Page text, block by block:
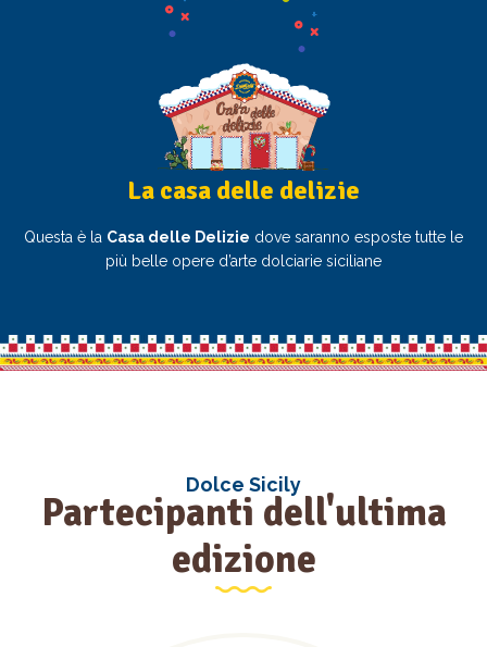
La casa delle delizie
Questa è la Casa delle Delizie dove saranno esposte tutte le
più belle opere d’arte dolciarie siciliane
Dolce Sicily
Partecipanti dell'ultima
edizione